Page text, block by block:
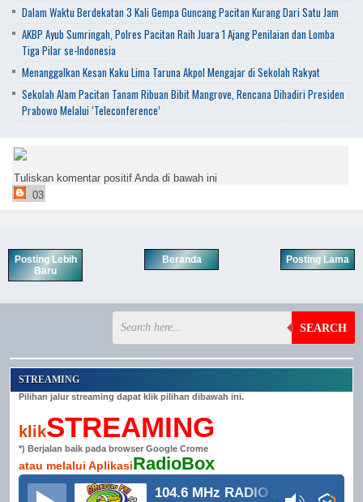
Dalam Waktu Berdekatan 3 Kali Gempa Guncang Pacitan Kurang Dari Satu Jam
AKBP Ayub Sumringah, Polres Pacitan Raih Juara 1 Ajang Penilaian dan Lomba
Tiga Pilar se-Indonesia
Menanggalkan Kesan Kaku Lima Taruna Akpol Mengajar di Sekolah Rakyat
Sekolah Alam Pacitan Tanam Ribuan Bibit Mangrove, Rencana Dihadiri Presiden
Prabowo Melalui ‘Teleconference’
Tuliskan komentar positif Anda di bawah ini
03
Posting Lebih
Baru
Posting Lama
Beranda
SEARCH
STREAMING
Pilihan jalur streaming dapat klik pilihan dibawah ini.
klikSTREAMING
*) Berjalan baik pada browser Google Crome
atau melalui AplikasiRadioBox
104.6 MHz RADIO GRINDULU FM